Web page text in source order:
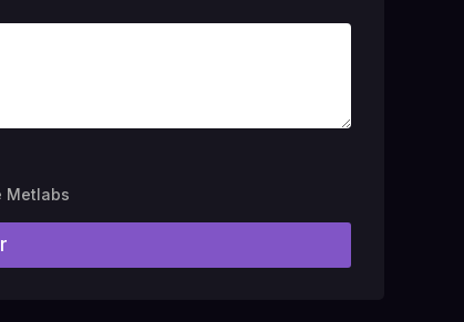
Metlabs